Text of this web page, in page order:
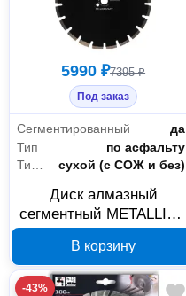
5990 ₽7395 ₽
Под заказ
Сегментированный
да
Тип
по асфальту
Тип реза
сухой (с СОЖ и без)
Диск алмазный
сегментный METALLICA
асфальту 900482
В корзину
-43%